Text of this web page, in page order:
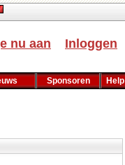
nu aan Inloggen
Sponsoren Help